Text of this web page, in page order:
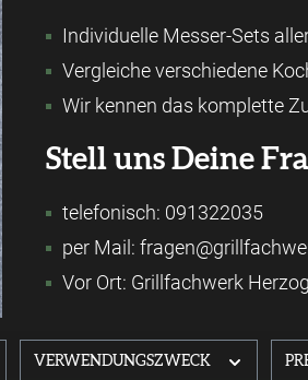
Individuelle Messer-Sets
Vergleiche verschiedene
Wir kennen das komplette
Stell uns Deine
telefonisch: 091322035
per Mail:
Vor Ort: Grillfachwerk
VERWENDUNGSZWECK